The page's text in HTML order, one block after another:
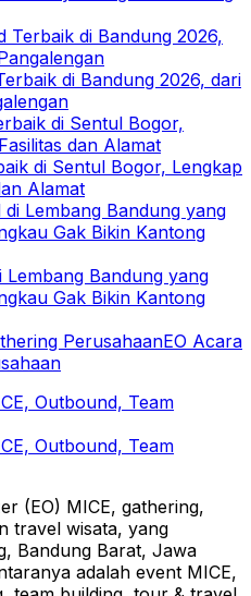
di Bandung 2026, dari
di Sentul Bogor, Lengkap
Alamat
Bandung yang
Gak Bikin Kantong
EO Acara
(EO) MICE, gathering,
travel wisata, yang
Bandung Barat, Jawa
adalah event MICE,